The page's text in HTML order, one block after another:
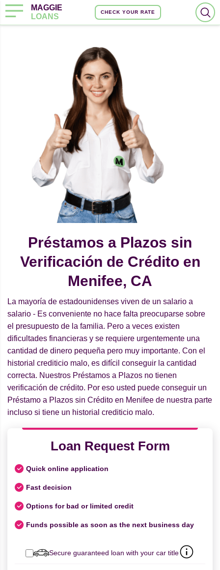
MAGGIE
LOANS
CHECK YOUR RATE
Préstamos a Plazos sin
Verificación de Crédito en
Menifee, CA
La mayoría de estadounidenses viven de un salario a
salario - Es conveniente no hace falta preocuparse sobre
el presupuesto de la familia. Pero a veces existen
dificultades financieras y se requiere urgentemente una
cantidad de dinero pequeña pero muy importante. Con el
historial crediticio malo, es difícil conseguir la cantidad
correcta. Nuestros Préstamos a Plazos no tienen
verificación de crédito. Por eso usted puede conseguir un
Préstamo a Plazos sin Crédito en Menifee de nuestra parte
incluso si tiene un historial crediticio malo.
Loan Request Form
Quick online application
Fast decision
Options for bad or limited credit
Funds possible as soon as the next business day
Secure guaranteed loan with your car title